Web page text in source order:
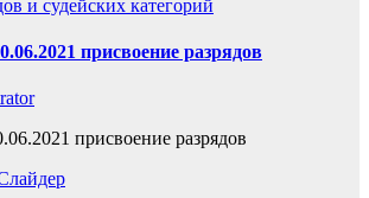
и судейских категорий
присвоение разрядов
присвоение разрядов